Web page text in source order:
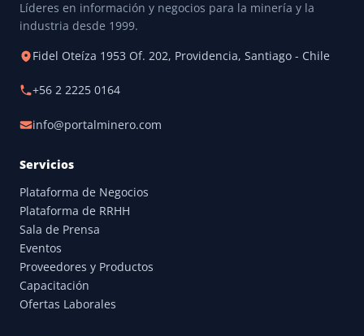
Líderes en información y negocios para la minería y la
industria desde 1999.
Fidel Oteíza 1953 Of. 202, Providencia, Santiago - Chile
+56 2 2225 0164
info@portalminero.com
Servicios
Plataforma de Negocios
Plataforma de RRHH
Sala de Prensa
Eventos
Proveedores y Productos
Capacitación
Ofertas Laborales